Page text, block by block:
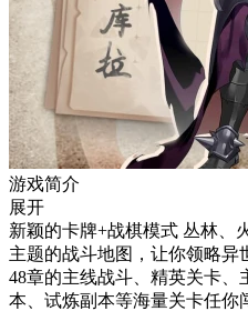
游戏简介
展开
新颖的卡牌+战棋模式 丛林、
主题的战斗地图，让你领略异
48章的主线战斗、精英关卡、
本、试炼副本等海量关卡任你